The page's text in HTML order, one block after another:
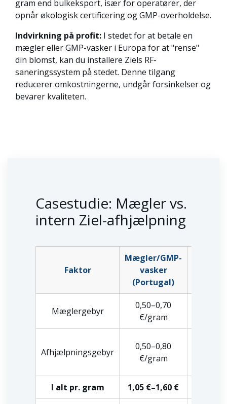
gram end bulkeksport, især for operatører, der
opnår økologisk certificering og GMP-overholdelse.
Indvirkning på profit: I stedet for at betale en
mægler eller GMP-vasker i Europa for at "rense"
din blomst, kan du installere Ziels RF-
saneringssystem på stedet. Denne tilgang
reducerer omkostningerne, undgår forsinkelser og
bevarer kvaliteten.
Casestudie: Mægler vs.
intern Ziel-afhjælpning
Faktor
Mægler/GMP-
vasker
(Portugal)
Mæglergebyr
0,50–0,70
€/gram
Afhjælpningsgebyr
0,50–0,80
€/gram
I alt pr. gram 1,05 €–1,60 €